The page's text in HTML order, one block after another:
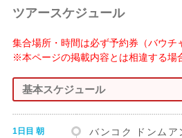
ツアースケジュール
集合場所・時間は必ず予約券（バウチ
※本ページの掲載内容とは相違する場
基本スケジュール
1日目 朝
バンコク ドンム